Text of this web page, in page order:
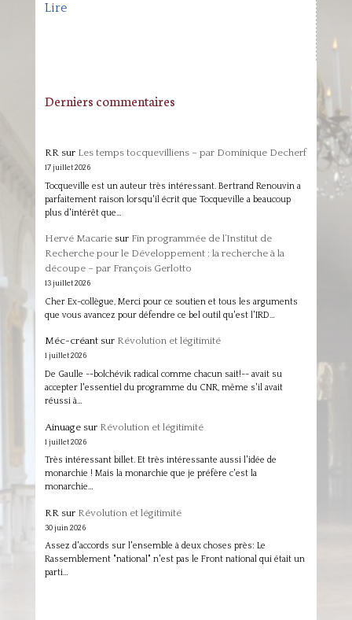
Lire
Derniers commentaires
RRsur Les temps tocquevilliens – par Dominique Decherf
17 juillet 2026
Tocqueville est un auteur très intéressant. Bertrand Renouvin a
parfaitement raison lorsqu'il écrit que Tocqueville a beaucoup
plus d'intérêt que…
Hervé Macariesur Fin programmée de l’Institut de
Recherche pour le Développement : la recherche à la
découpe – par François Gerlotto
13 juillet 2026
Cher Ex-collègue, Merci pour ce soutien et tous les arguments
que vous avancez pour défendre ce bel outil qu'est l'IRD…
Méc-créantsur Révolution et légitimité
1 juillet 2026
De Gaulle --bolchévik radical comme chacun sait!-- avait su
accepter l'essentiel du programme du CNR, même s'il avait
réussi à…
Ainuagesur Révolution et légitimité
1 juillet 2026
Très intéressant billet. Et très intéressante aussi l'idée de
monarchie ! Mais la monarchie que je préfère c'est la
monarchie…
RR sur Révolution et légitimité
30 juin 2026
Assez d'accords sur l'ensemble à deux choses près: Le
Rassemblement "national" n'est pas le Front national qui était un
parti…